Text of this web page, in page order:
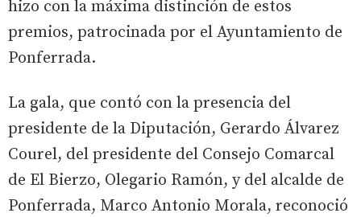
hizo con la máxima distinción de estos
premios, patrocinada por el Ayuntamiento de
Ponferrada.
La gala, que contó con la presencia del
presidente de la Diputación, Gerardo Álvarez
Courel, del presidente del Consejo Comarcal
de El Bierzo, Olegario Ramón, y del alcalde de
Ponferrada, Marco Antonio Morala, reconoció